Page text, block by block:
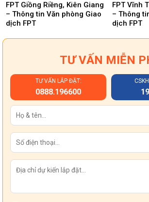
FPT Giồng Riềng, Kiên Giang
– Thông tin Văn phòng Giao
dịch FPT
FPT Vĩnh
– Thông
dịch FPT
TƯ VẤN MIỄN
TƯ VẤN LẮP ĐẶT:
0888.196600